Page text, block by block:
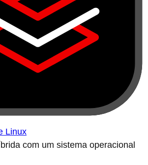
Linux
com um sistema operacional